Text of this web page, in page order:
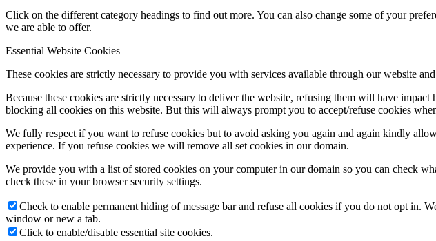
Click on the different category headings to find out more. You can also change some of your
we are able to offer.
Essential Website Cookies
These cookies are strictly necessary to provide you with services available through our website
Because these cookies are strictly necessary to deliver the website, refusing them will have
blocking all cookies on this website. But this will always prompt you to accept/refuse cookies
We fully respect if you want to refuse cookies but to avoid asking you again and again kindly
experience. If you refuse cookies we will remove all set cookies in our domain.
We provide you with a list of stored cookies on your computer in our domain so you can check
check these in your browser security settings.
Check to enable permanent hiding of message bar and refuse all cookies if you do not opt in.
window or new a tab.
Click to enable/disable essential site cookies.